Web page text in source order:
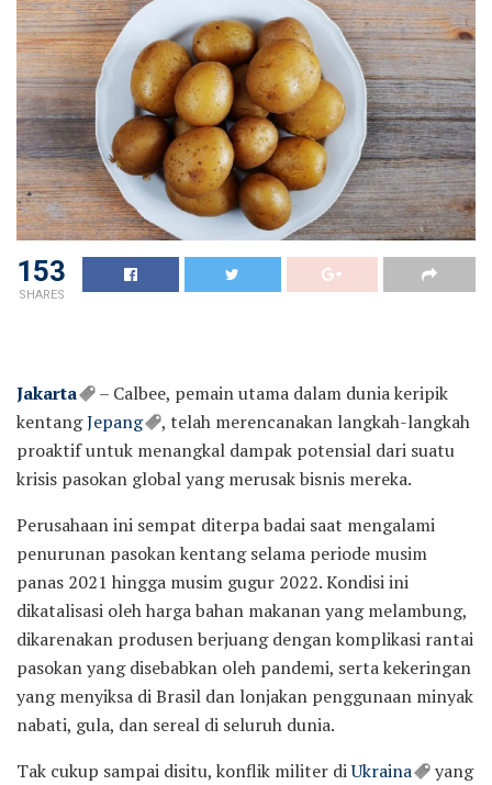
153
SHARES
Jakarta
– Calbee, pemain utama dalam dunia keripik
kentangJepang
, telah merencanakan langkah-langkah
proaktif untuk menangkal dampak potensial dari suatu
krisis pasokan global yang merusak bisnis mereka.
Perusahaan ini sempat diterpa badai saat mengalami
penurunan pasokan kentang selama periode musim
panas 2021 hingga musim gugur 2022. Kondisi ini
dikatalisasi oleh harga bahan makanan yang melambung,
dikarenakan produsen berjuang dengan komplikasi rantai
pasokan yang disebabkan oleh pandemi, serta kekeringan
yang menyiksa di Brasil dan lonjakan penggunaan minyak
nabati, gula, dan sereal di seluruh dunia.
Tak cukup sampai disitu, konflik militer diUkraina
yang